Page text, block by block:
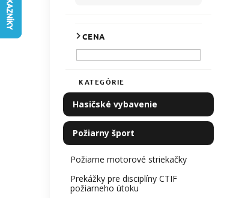
CENA
Preskočiť
kategórie
KATEGÓRIE
Hasičské vybavenie
Požiarny šport
Požiarne motorové striekačky
Prekážky pre disciplíny CTIF
požiarneho útoku